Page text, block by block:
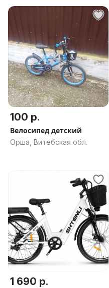
100 р.
Велосипед детский
Орша, Витебская обл.
1 690 р.